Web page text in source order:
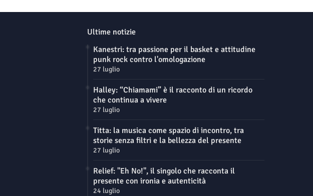
Ultime notizie
Kanestri: tra passione per il basket e attitudine
punk rock contro l'omologazione
27 luglio
Halley: “Chiamami” è il racconto di un ricordo
che continua a vivere
27 luglio
Titta: la musica come spazio di incontro, tra
storie senza filtri e la bellezza del presente
27 luglio
Relief: "Eh No!", il singolo che racconta il
presente con ironia e autenticità
24 luglio